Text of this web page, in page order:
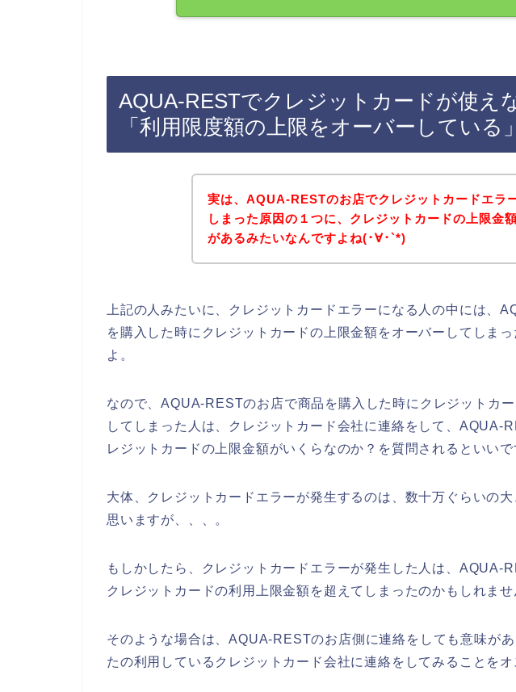
AQUA-RESTでクレジットカードが使え
「利用限度額の上限をオーバーしている」
実は、AQUA-RESTのお店でクレジットカードエラ
しまった原因の１つに、クレジットカードの上限金
があるみたいなんですよね(･∀･`*)
上記の人みたいに、クレジットカードエラーになる人の中には、
を購入した時にクレジットカードの上限金額をオーバーしてしま
よ。
なので、AQUA-RESTのお店で商品を購入した時にクレジットカ
してしまった人は、クレジットカード会社に連絡をして、AQUA-
レジットカードの上限金額がいくらなのか？を質問されるといいで
大体、クレジットカードエラーが発生するのは、数十万ぐらいの
思いますが、、、。
もしかしたら、クレジットカードエラーが発生した人は、AQUA-
クレジットカードの利用上限金額を超えてしまったのかもしれませ
そのような場合は、AQUA-RESTのお店側に連絡をしても意味が
たの利用しているクレジットカード会社に連絡をしてみることを